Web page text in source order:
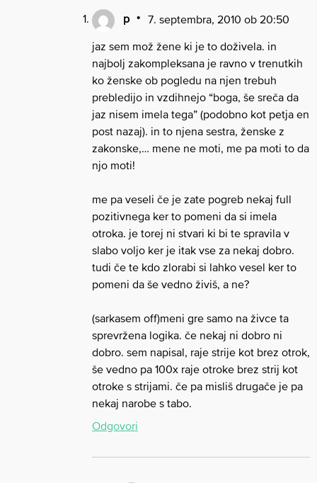
p 7. septembra, 2010 ob 20:50
jaz sem mož žene ki je to doživela. in
najbolj zakompleksana je ravno v trenutkih
ko ženske ob pogledu na njen trebuh
prebledijo in vzdihnejo “boga, še sreča da
jaz nisem imela tega” (podobno kot petja en
post nazaj). in to njena sestra, ženske z
zakonske,… mene ne moti, me pa moti to da
njo moti!
me pa veseli če je zate pogreb nekaj full
pozitivnega ker to pomeni da si imela
otroka. je torej ni stvari ki bi te spravila v
slabo voljo ker je itak vse za nekaj dobro.
tudi če te kdo zlorabi si lahko vesel ker to
pomeni da še vedno živiš, a ne?
(sarkasem off)meni gre samo na živce ta
sprevržena logika. če nekaj ni dobro ni
dobro. sem napisal, raje strije kot brez otrok,
še vedno pa 100x raje otroke brez strij kot
otroke s strijami. če pa misliš drugače je pa
nekaj narobe s tabo.
Odgovori